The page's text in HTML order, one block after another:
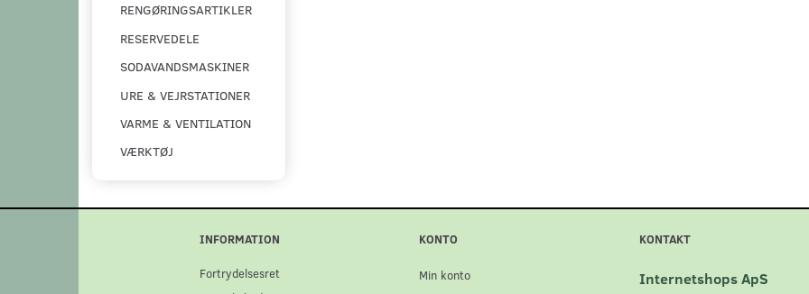
RENGØRINGSARTIKLER
RESERVEDELE
SODAVANDSMASKINER
URE & VEJRSTATIONER
VARME & VENTILATION
VÆRKTØJ
INFORMATION
Fortrydelsesret
KONTO
Min konto
KONTAKT
Internetshops ApS